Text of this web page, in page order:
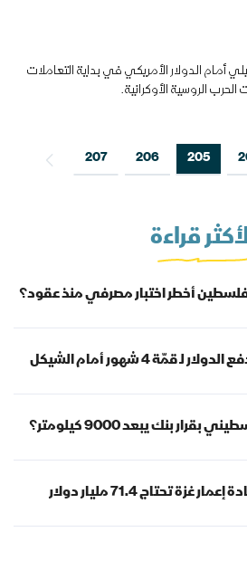
أمام الدولار الأمريكي في بداية التعاملات
الحرب الروسية الأوكرانية.
205
206
207
قراءة
أخطر اختبار مصرفي منذ عقود؟
لـ قمّة 4 شهور أمام الشيكل
بنك يبعد 9000 كيلومتر؟
غزة تحتاج 71.4 مليار دولار